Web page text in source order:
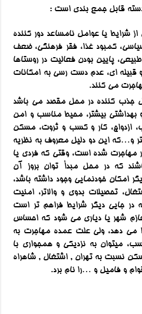
قابل جمع بندی است :
شرایط یا عوامل نامساعد دور کننده
کمبود غذا، فقر فرهنگی، ضعف
پایین بودن فعالیت در روستاها
قبیله ای، عدم دست رسی به امکانات
می کنند.
جذب کننده در محل مقصد می باشد
بهداشتی بیشتر، محیط مناسب و امن
ازدواج، کار و کسب و ثروت، مسکن
و…که این دو دلیل معروف به نظریه
شده است، وقتی که فردی یا
که در محل مبدأ توان بروز آن
امکان خودنمایی وجود داشته باشد،
تحصیلات بدوی و والاتر، امنیت
جایی دیگر شرایط فراهم تر است
شهر یا دیاری می شود که احساس
می دهد، ولی علت عمده مهاجرت به
میتوان به نزدیکی و همجواری با
نسبت به تهران , اشتغال , شاهراه
و فامیل و …را نام برد.